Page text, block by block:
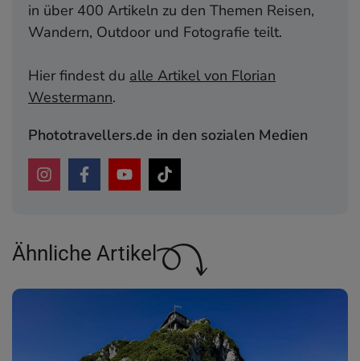
in über 400 Artikeln zu den Themen Reisen,
Wandern, Outdoor und Fotografie teilt.
Hier findest du alle Artikel von Florian
Westermann.
Phototravellers.de in den sozialen Medien
Ähnliche Artikel